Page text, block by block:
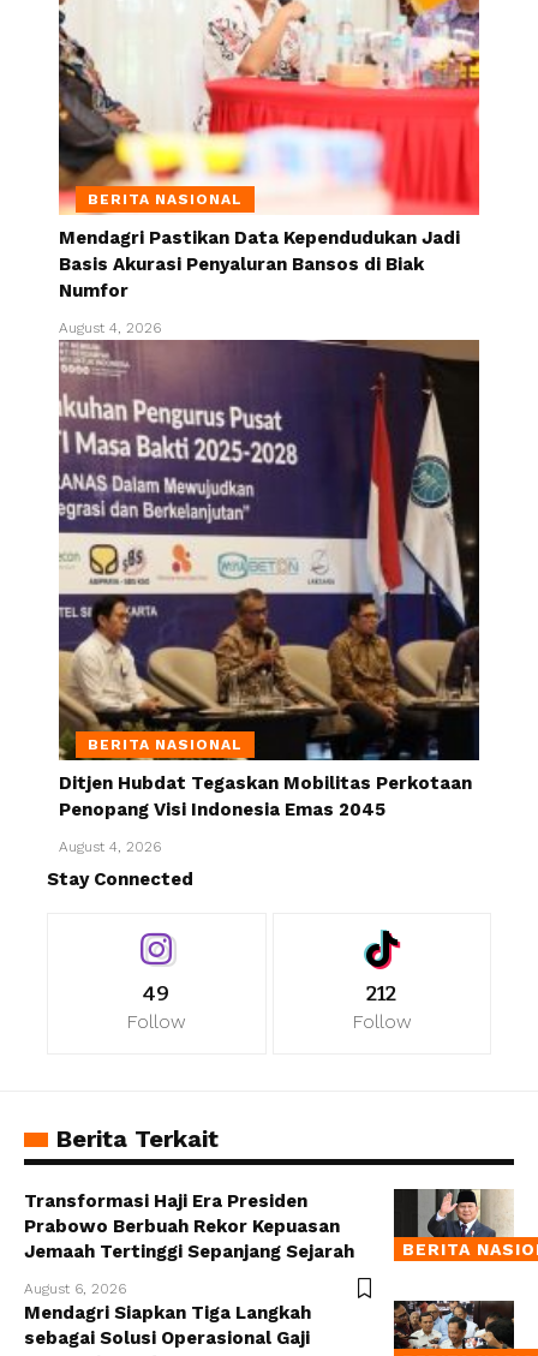
BERITA NASIONAL
Mendagri Pastikan Data Kependudukan Jadi
Basis Akurasi Penyaluran Bansos di Biak
Numfor
August 4, 2026
BERITA NASIONAL
Ditjen Hubdat Tegaskan Mobilitas Perkotaan
Penopang Visi Indonesia Emas 2045
August 4, 2026
Stay Connected
49
Follow
212
Follow
Berita Terkait
BERITA
Transformasi Haji Era Presiden
Prabowo Berbuah Rekor Kepuasan
Jemaah Tertinggi Sepanjang Sejarah
August 6, 2026
Mendagri Siapkan Tiga Langkah
sebagai Solusi Operasional Gaji